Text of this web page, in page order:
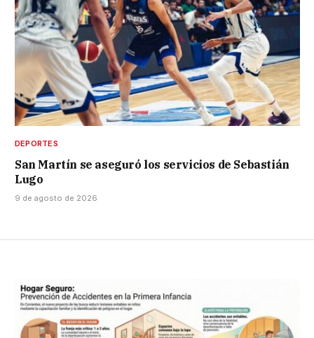
DEPORTES
San Martín se aseguró los servicios de Sebastián
Lugo
9 de agosto de 2026